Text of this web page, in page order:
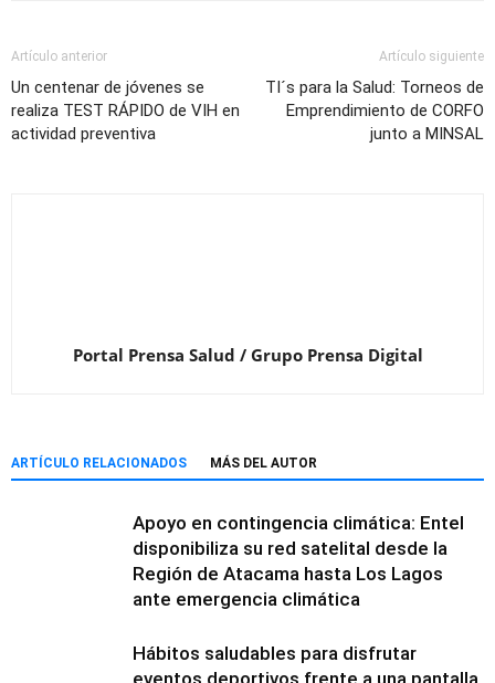
Artículo anterior
Un centenar de jóvenes se
realiza TEST RÁPIDO de VIH en
actividad preventiva
Artículo siguiente
TI´s para la Salud: Torneos de
Emprendimiento de CORFO
junto a MINSAL
Portal Prensa Salud / Grupo Prensa Digital
ARTÍCULO RELACIONADOS MÁS DEL AUTOR
Apoyo en contingencia climática: Entel
disponibiliza su red satelital desde la
Región de Atacama hasta Los Lagos
ante emergencia climática
Hábitos saludables para disfrutar